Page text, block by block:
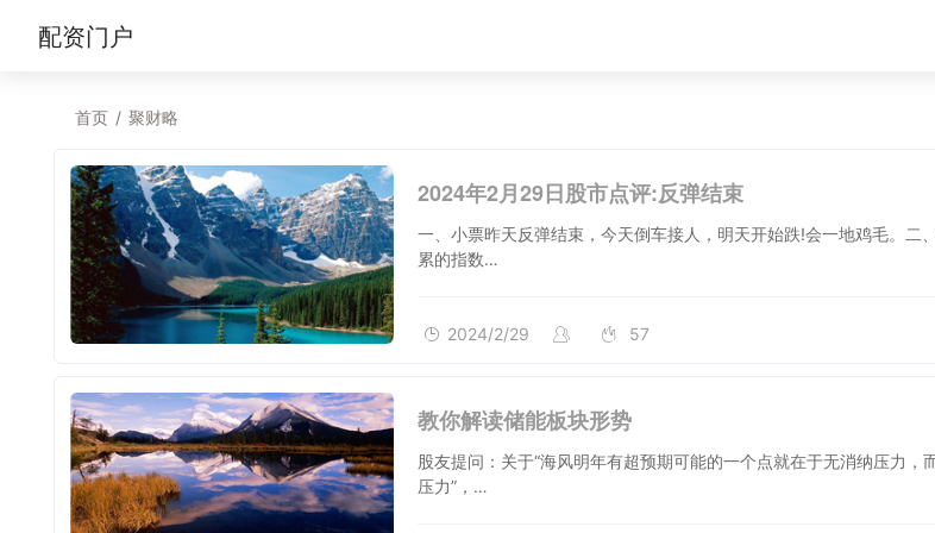
配资门户
首页 / 聚财略
2024年2月29日股市点评:反弹结束
一、小票昨天反弹结束，今天倒车接人，明天开始跌!会一地鸡毛。二
累的指数…
2024/2/29 57
教你解读储能板块形势
股友提问：关于“海风明年有超预期可能的一个点就在于无消纳压力，
压力”，…